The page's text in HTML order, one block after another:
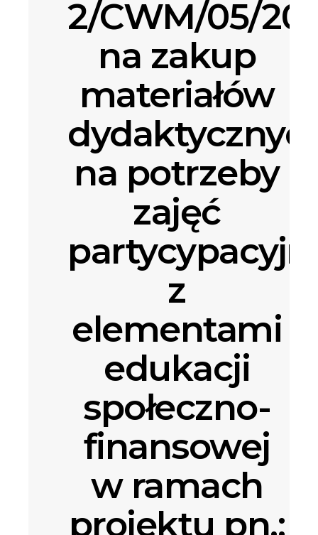
2/CWM/05/
na zakup
materiałów
na potrzeby
zajęć
z
elementami
edukacji
społeczno-
finansowej
w ramach
projektu pn.: